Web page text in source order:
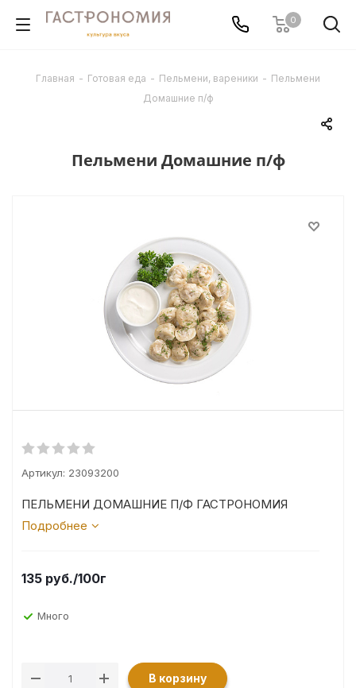
0
Главная - Готовая еда - Пельмени, вареники - Пельмени
Домашние п/ф
Пельмени Домашние п/ф
Артикул: 23093200
ПЕЛЬМЕНИ ДОМАШНИЕ П/Ф ГАСТРОНОМИЯ
Подробнее
135 руб./100г
Много
В корзину